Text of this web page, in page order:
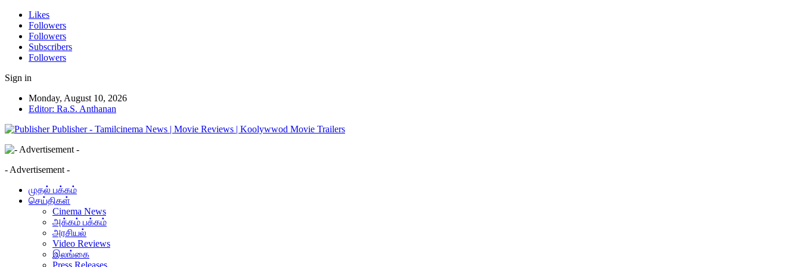
Likes
Followers
Followers
Subscribers
Followers
Sign in
Monday, August 10, 2026
Editor: Ra.S. Anthanan
Publisher - Tamilcinema News | Movie Reviews | Koolywwod Movie Trailers
- Advertisement -
முதல் பக்கம்
செய்திகள்
Cinema News
அக்கம் பக்கம்
அரசியல்
Video Reviews
இலங்கை
Press Releases